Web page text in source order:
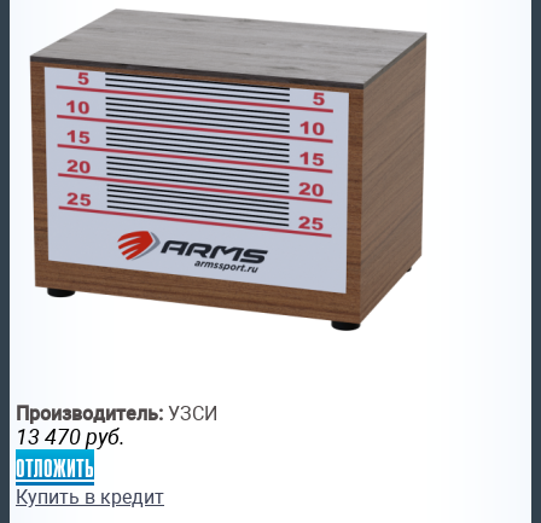
Производитель: УЗСИ
13 470 руб.
отложить
Купить в кредит